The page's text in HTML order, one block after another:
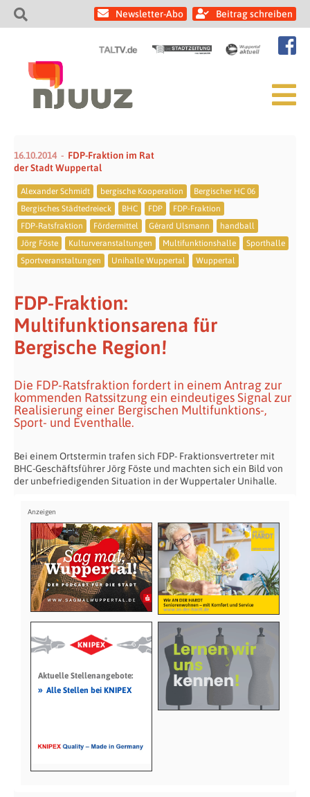
Newsletter-Abo Beitrag schreiben
16.10.2014
FDP-Fraktion im Rat
der Stadt Wuppertal
Alexander Schmidt bergische Kooperation
Bergischer HC 06
Bergisches Städtedreieck
BHC FDP
FDP-Fraktion
FDP-Ratsfraktion
Fördermittel Gérard Ulsmann
handball
Jörg Föste
Kulturveranstaltungen Multifunktionshalle
Sporthalle
Sportveranstaltungen
Unihalle Wuppertal Wuppertal
FDP-Fraktion:
Multifunktionsarena für
Bergische Region!
Die FDP-Ratsfraktion fordert in einem Antrag zur
kommenden Ratssitzung ein eindeutiges Signal zur
Realisierung einer Bergischen Multifunktions-,
Sport- und Eventhalle.
Bei einem Ortstermin trafen sich FDP- Fraktionsvertreter mit
BHC-Geschäftsführer Jörg Föste und machten sich ein Bild von
der unbefriedigenden Situation in der Wuppertaler Unihalle.
Aktuelle Stellenangebote:
» Alle Stellen bei KNIPEX